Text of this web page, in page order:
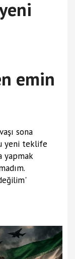
emin
sona
yeni teklife
yapmak